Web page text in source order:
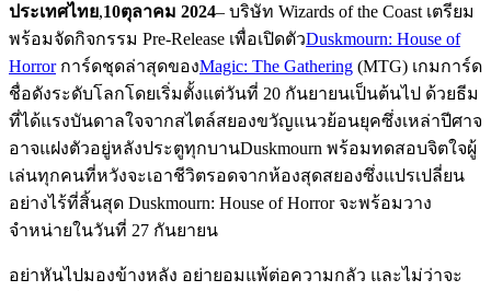
ประเทศไทย,10ตุลาคม 2024– บริษัท Wizards of the Coast เตรียม
พร้อมจัดกิจกรรม Pre-Release เพื่อเปิดตัวDuskmourn: House of
Horrorการ์ดชุดล่าสุดของMagic: The Gathering (MTG) เกมการ์ด
ชื่อดังระดับโลกโดยเริ่มตั้งแต่วันที่ 20 กันยายนเป็นต้นไป ด้วยธีม
ที่ได้แรงบันดาลใจจากสไตล์สยองขวัญแนวย้อนยุคซึ่งเหล่าปีศาจ
อาจแฝงตัวอยู่หลังประตูทุกบานDuskmourn พร้อมทดสอบจิตใจผู้
เล่นทุกคนที่หวังจะเอาชีวิตรอดจากห้องสุดสยองซึ่งแปรเปลี่ยน
อย่างไร้ที่สิ้นสุด Duskmourn: House of Horror จะพร้อมวาง
จำหน่ายในวันที่ 27 กันยายน
อย่าหันไปมองข้างหลัง อย่ายอมแพ้ต่อความกลัว และไม่ว่าจะ